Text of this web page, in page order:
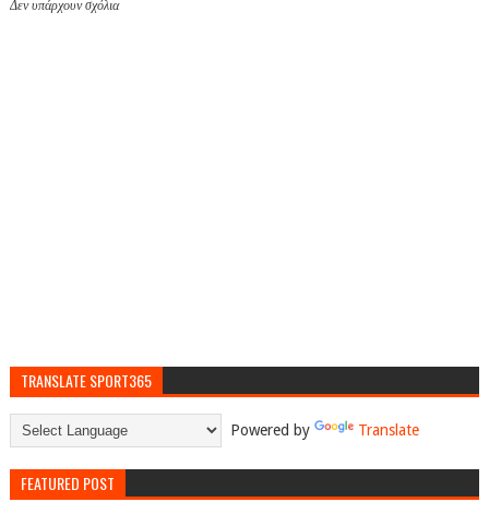
Δεν υπάρχουν σχόλια
TRANSLATE SPORT365
Powered by Translate
FEATURED POST